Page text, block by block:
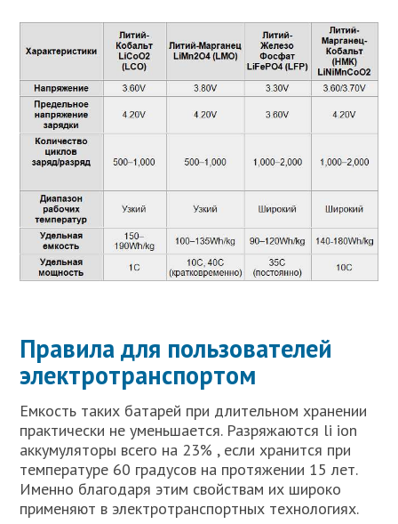
Правила для пользователей
электротранспортом
Емкость таких батарей при длительном хранении
практически не уменьшается. Разряжаются li ion
аккумуляторы всего на 23% , если хранится при
температуре 60 градусов на протяжении 15 лет.
Именно благодаря этим свойствам их широко
применяют в электротранспортных технологиях.